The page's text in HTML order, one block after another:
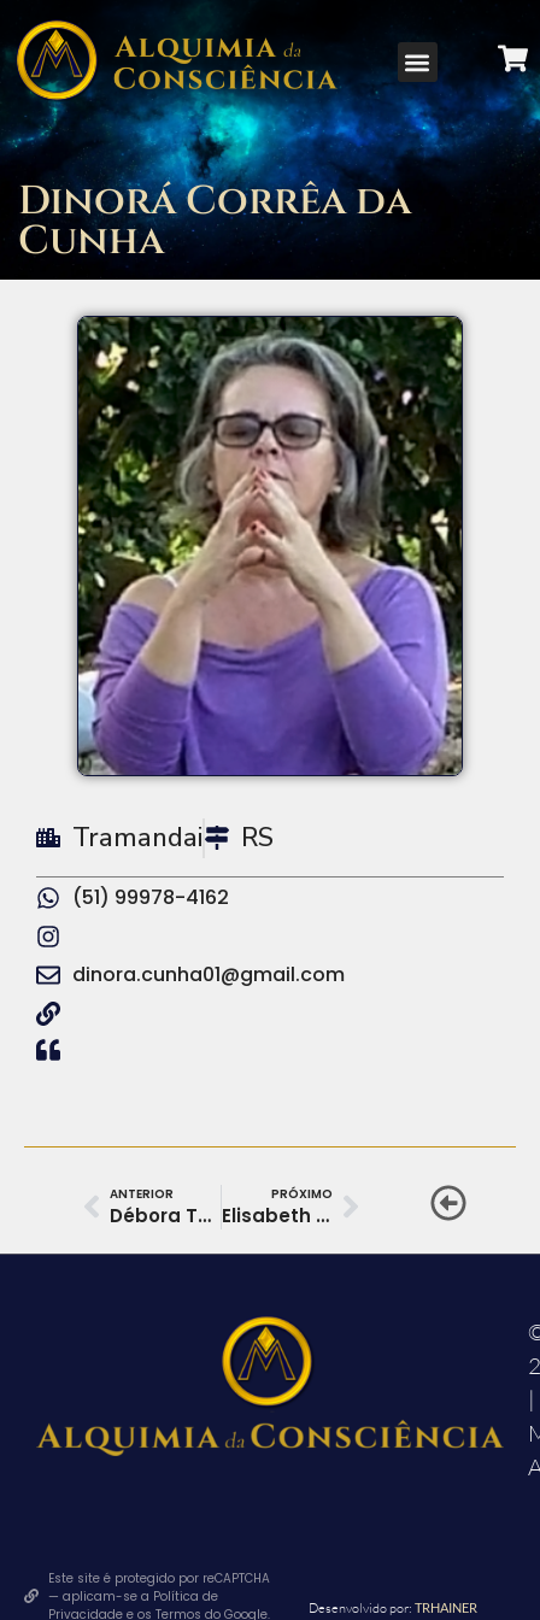
Dinorá Corrêa da
Cunha
Tramandai RS
(51) 99978-4162
dinora.cunha01@gmail.com
ANTERIOR
Débora Tavares da Silva
PRÓXIMO
Elisabeth Hahn Pesenti
|
Este site é protegido por reCAPTCHA
— aplicam-se a Política de
Privacidade e os Termos do Google.
Desenvolvido por: TRHAINER